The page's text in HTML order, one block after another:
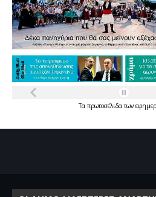
Τα πρωτοσέλιδατων